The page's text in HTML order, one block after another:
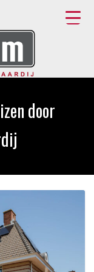
door